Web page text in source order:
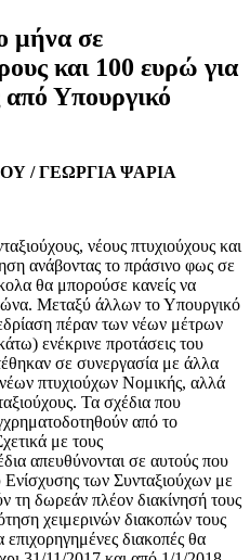
μήνα σε
και 100 ευρώ για
από Υπουργικό
/ ΓΕΩΡΓΙΑ ΨΑΡΙΑ
νέους πτυχιούχους και
ανάβοντας το πράσινο φως σε
θα μπορούσε κανείς να
Μεταξύ άλλων το Υπουργικό
πέραν των νέων μέτρων
ενέκρινε προτάσεις του
σε συνεργασία με άλλα
πτυχιούχων Νομικής, αλλά
Τα σχέδια που
από το
με τους
απευθύνονται σε αυτούς που
Ενίσχυσης των Συνταξιούχων με
δωρεάν πλέον διακίνησή τους
χειμερινών διακοπών τους
διακοπές θα